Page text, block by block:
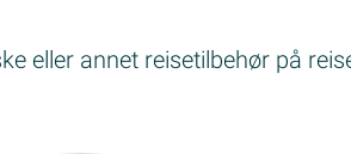
eller annet reisetilbehør på